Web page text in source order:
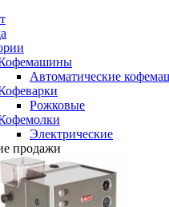
Автоматические
Рожковые
Электрические
продажи